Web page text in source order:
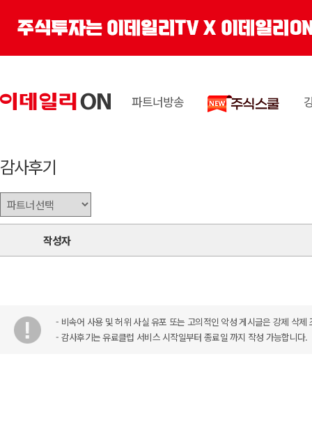
파트너방송
감사후기
작성자
- 비속어 사용 및 허위 사실 유포 또는 고의적인 악성 게시글은 강제 삭제
- 감사후기는 유료클럽 서비스 시작일부터 종료일 까지 작성 가능합니다.